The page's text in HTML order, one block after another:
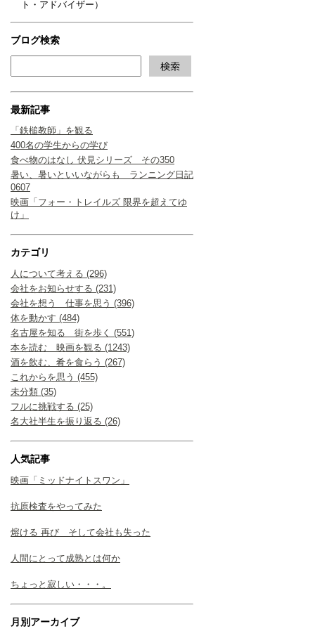
ト・アドバイザー）
ブログ検索
最新記事
「鉄槌教師」を観る
400名の学生からの学び
食べ物のはなし 伏見シリーズ その350
暑い、暑いといいながらも ランニング日記
0607
映画「フォー・トレイルズ 限界を超えてゆ
け」
カテゴリ
人について考える (296)
会社をお知らせする (231)
会社を想う 仕事を思う (396)
体を動かす (484)
名古屋を知る 街を歩く (551)
本を読む 映画を観る (1243)
酒を飲む、肴を食らう (267)
これからを思う (455)
未分類 (35)
フルに挑戦する (25)
名大社半生を振り返る (26)
人気記事
映画「ミッドナイトスワン」
抗原検査をやってみた
熔ける 再び そして会社も失った
人間にとって成熟とは何か
ちょっと寂しい・・・。
月別アーカイブ